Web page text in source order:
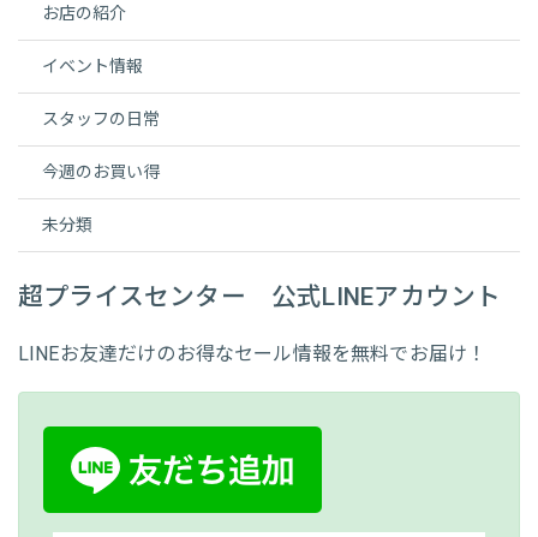
お店の紹介
イベント情報
スタッフの日常
今週のお買い得
未分類
超プライスセンター 公式LINEアカウント
LINEお友達だけのお得なセール情報を無料でお届け！